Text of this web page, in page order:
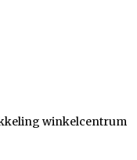
winkelcentrum